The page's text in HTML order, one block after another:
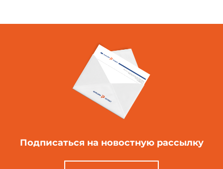
Подписаться на новостную рассылку